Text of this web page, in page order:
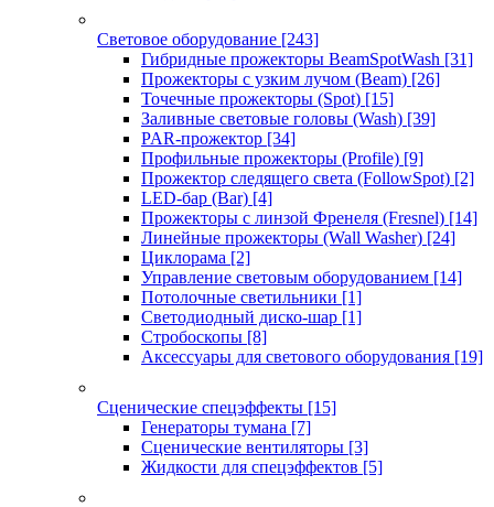
Световое оборудование [243]
Гибридные прожекторы BeamSpotWash [31]
Прожекторы с узким лучом (Beam) [26]
Точечные прожекторы (Spot) [15]
Заливные световые головы (Wash) [39]
PAR-прожектор [34]
Профильные прожекторы (Profile) [9]
Прожектор следящего света (FollowSpot) [2]
LED-бар (Bar) [4]
Прожекторы с линзой Френеля (Fresnel) [14]
Линейные прожекторы (Wall Washer) [24]
Циклорама [2]
Управление световым оборудованием [14]
Потолочные светильники [1]
Светодиодный диско-шар [1]
Стробоскопы [8]
Аксессуары для светового оборудования [19]
Сценические спецэффекты [15]
Генераторы тумана [7]
Сценические вентиляторы [3]
Жидкости для спецэффектов [5]